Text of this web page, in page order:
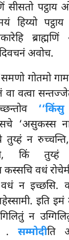
सीसतो
हिय्यो
अवोच.
गोतमो
वा वत्वा
‘असुकस्स
न रुच्चन्ति,
किं तुय्हं
कस्सचि वधं
वधं न इच्छसि.
इति
न
.सम्मोदीति